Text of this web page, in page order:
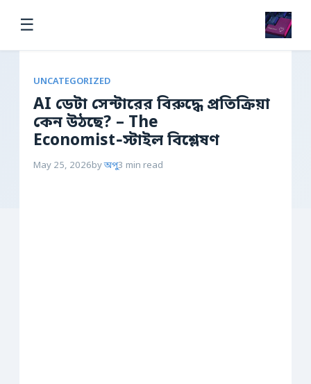
☰
UNCATEGORIZED
AI ডেটা সেন্টারের বিরুদ্ধে প্রতিক্রিয়া
কেন উঠছে? – The
Economist‑স্টাইল বিশ্লেষণ
May 25, 2026byঅপু3 min read